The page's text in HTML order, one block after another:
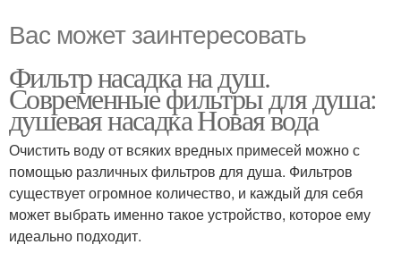
Вас может заинтересовать
Фильтр насадка на душ.
Современные фильтры для душа:
душевая насадка Новая вода
Очистить воду от всяких вредных примесей можно с
помощью различных фильтров для душа. Фильтров
существует огромное количество, и каждый для себя
может выбрать именно такое устройство, которое ему
идеально подходит.